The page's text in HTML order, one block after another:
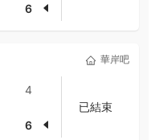
6
華岸吧
4
6
已結束